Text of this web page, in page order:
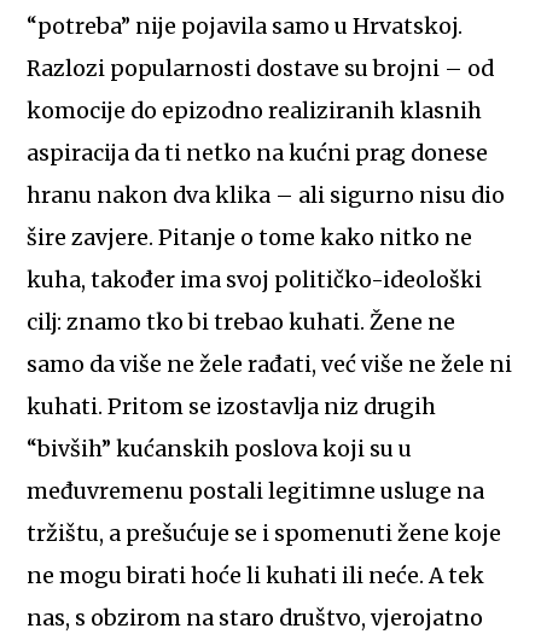
“potreba” nije pojavila samo u Hrvatskoj.
Razlozi popularnosti dostave su brojni – od
komocije do epizodno realiziranih klasnih
aspiracija da ti netko na kućni prag donese
hranu nakon dva klika – ali sigurno nisu dio
šire zavjere. Pitanje o tome kako nitko ne
kuha, također ima svoj političko-ideološki
cilj: znamo tko bi trebao kuhati. Žene ne
samo da više ne žele rađati, već više ne žele ni
kuhati. Pritom se izostavlja niz drugih
“bivših” kućanskih poslova koji su u
međuvremenu postali legitimne usluge na
tržištu, a prešućuje se i spomenuti žene koje
ne mogu birati hoće li kuhati ili neće. A tek
nas, s obzirom na staro društvo, vjerojatno